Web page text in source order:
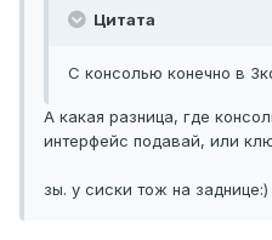
Цитата
С консолью конечно в
А какая разница, где
интерфейс подавай, или
зы. у сиски тож на заднице:)